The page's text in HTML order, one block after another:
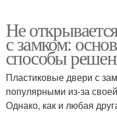
Не
с замком:
способы
Пластиковые двери с
популярными из-за
Однако, как и любая